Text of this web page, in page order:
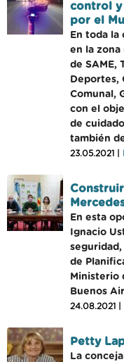
control y
por el
En toda la
en la
de SAME,
Deportes,
Comunal,
con el
de
también
23.05.2021 |
En esta
Ignacio
de
Ministerio
Buenos
24.08.2021 |
Petty
La